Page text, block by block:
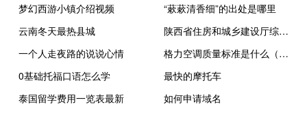
梦幻西游小镇介绍视频
“蔌蔌清香细”的出处是哪里
云南冬天最热县城
陕西省住房和城乡建设厅综合服务中心电话（陕西省住房和城乡建设厅官网）
一个人走夜路的说说心情
格力空调质量标准是什么（格力空调质量）
0基础托福口语怎么学
最快的摩托车
泰国留学费用一览表最新
如何申请域名